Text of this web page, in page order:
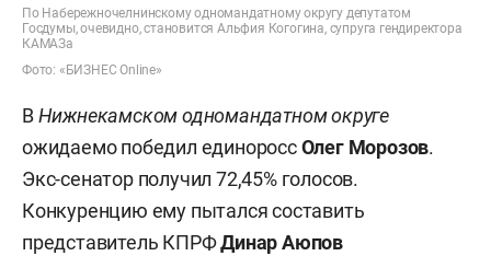
По Набережночелнинскому одномандатному округу депутатом
Госдумы, очевидно, становится Альфия Когогина, супруга гендиректора
КАМАЗа
Фото: «БИЗНЕС Online»
ВНижнекамском одномандатном округе
ожидаемо победил единороссОлег Морозов.
Экс-сенатор получил 72,45% голосов.
Конкуренцию ему пытался составить
представитель КПРФДинар Аюпов